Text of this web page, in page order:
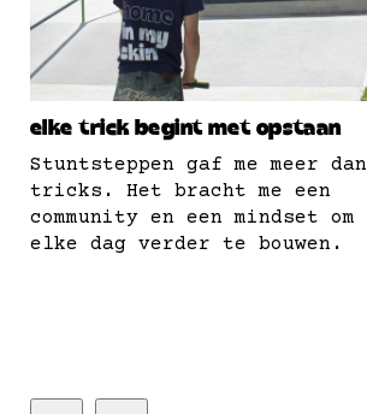
elke trick begint met opstaan
Stuntsteppen gaf me meer dan
tricks. Het bracht me een
community en een mindset om
elke dag verder te bouwen.